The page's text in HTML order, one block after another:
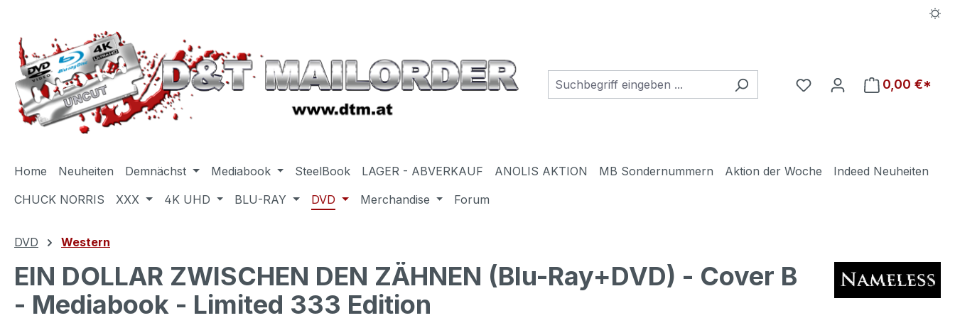
Du hast 0 Produkte auf
0,00 €*
Home Neuheiten Demnächst Mediabook SteelBook LAGER - ABVERKAUF ANOLIS AKTION MB Sondernummern Aktion der Woche
Indeed Neuheiten
CHUCK NORRIS
XXX 4K UHD BLU-RAY DVD Merchandise Forum
DVD Western
EIN DOLLAR ZWISCHEN DEN ZÄHNEN (Blu-Ray+DVD) - Cover B
- Mediabook - Limited 333 Edition